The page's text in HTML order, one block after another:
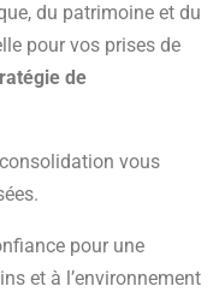
du patrimoine et du
pour vos prises de
de
vous
pour une
et à l’environnement